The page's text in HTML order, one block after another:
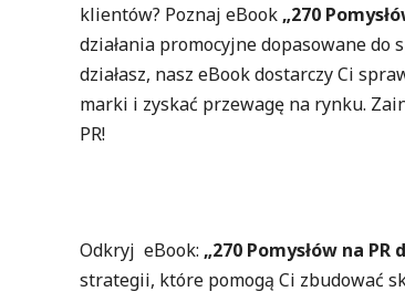
klientów? Poznaj eBook „270
działania promocyjne dopasowane
działasz, nasz eBook dostarczy Ci
marki i zyskać przewagę na rynku.
PR!
Odkryj eBook: „270 Pomysłów na PR
strategii, które pomogą Ci zbudować